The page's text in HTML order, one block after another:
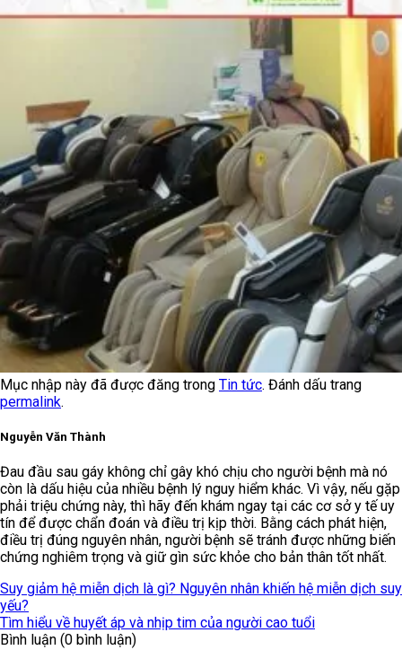
Mục nhập này đã được đăng trong Tin tức. Đánh dấu trang
permalink.
Nguyễn Văn Thành
Đau đầu sau gáy không chỉ gây khó chịu cho người bệnh mà nó
còn là dấu hiệu của nhiều bệnh lý nguy hiểm khác. Vì vậy, nếu gặp
phải triệu chứng này, thì hãy đến khám ngay tại các cơ sở y tế uy
tín để được chẩn đoán và điều trị kịp thời. Bằng cách phát hiện,
điều trị đúng nguyên nhân, người bệnh sẽ tránh được những biến
chứng nghiêm trọng và giữ gìn sức khỏe cho bản thân tốt nhất.
Suy giảm hệ miễn dịch là gì? Nguyên nhân khiến hệ miễn dịch suy
yếu?
Tìm hiểu về huyết áp và nhịp tim của người cao tuổi
Bình luận (0 bình luận)